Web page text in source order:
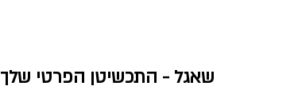
שאגל - התכשיטן הפרטי שלך